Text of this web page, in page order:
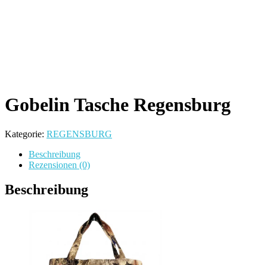
Gobelin Tasche Regensburg
Kategorie: REGENSBURG
Beschreibung
Rezensionen (0)
Beschreibung